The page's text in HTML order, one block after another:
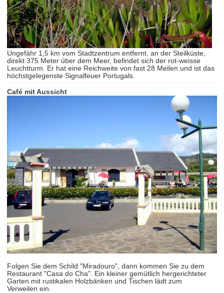
Ungefähr 1,5 km vom Stadtzentrum entfernt, an der Steilküste,
direkt 375 Meter über dem Meer, befindet sich der rot-weisse
Leuchtturm. Er hat eine Reichweite von fast 28 Meilen und ist das
höchstgelegenste Signalfeuer Portugals.
Café mit Aussicht
Folgen Sie dem Schild "Miradouro", dann kommen Sie zu dem
Restaurant "Casa do Cha". Ein kleiner gemütlich hergerichteter
Garten mit rustikalen Holzbänken und Tischen lädt zum
Verweilen ein.